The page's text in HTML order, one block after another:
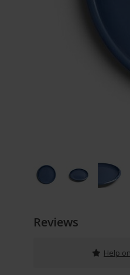
Reviews
Help